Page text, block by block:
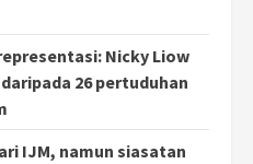
Nicky Liow
26 pertuduhan
IJM, namun siasatan